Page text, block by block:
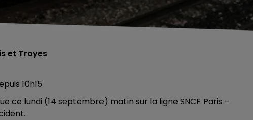
et Troyes
10h15
lundi (14 septembre) matin sur la ligne SNCF Paris –